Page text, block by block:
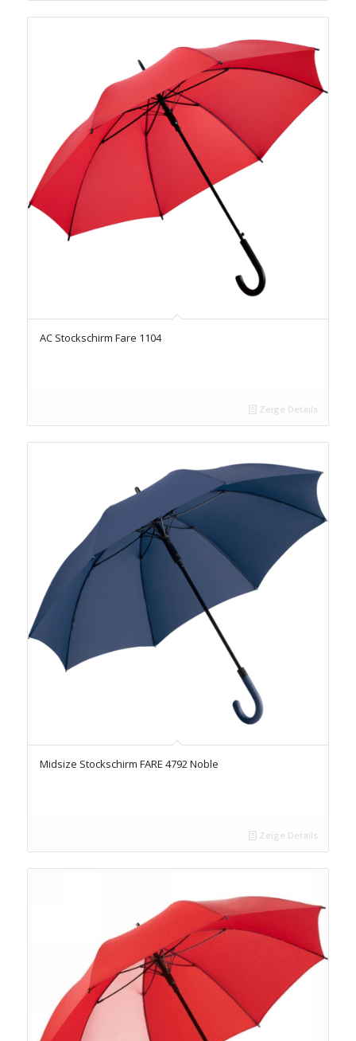
AC Stockschirm Fare 1104
Zeige Details
Midsize Stockschirm FARE 4792 Noble
Zeige Details